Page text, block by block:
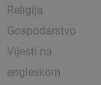
Religija
Gospodarstvo
Vijesti na
engleskom